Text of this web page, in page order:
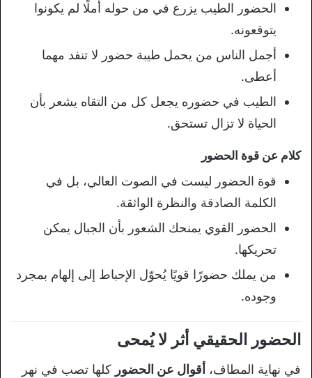
الحضور الطيب يزرع في من حوله أملًا لم يكونوا
يتوقعونه.
أجمل الناس من يحمل طيبة حضور لا تنفد مهما
أعطى.
الطيب في حضوره يجعل كل من التقاه يشعر بأن
الحياة لا تزال تستحق.
كلام عن قوة الحضور
قوة الحضور ليست في الصوت العالي، بل في
الكلمة الصادقة والنظرة الواثقة.
الحضور القوي يمنحك الشعور بأن الجبال يمكن
تحريكها.
من يملك حضورًا قويًا يُحوّل الإحباط إلى إلهام بمجرد
وجوده.
الحضور الحقيقي أثر لا يُمحى
في نهاية المطاف، أقوال عن الحضور كلها تصب في نهر